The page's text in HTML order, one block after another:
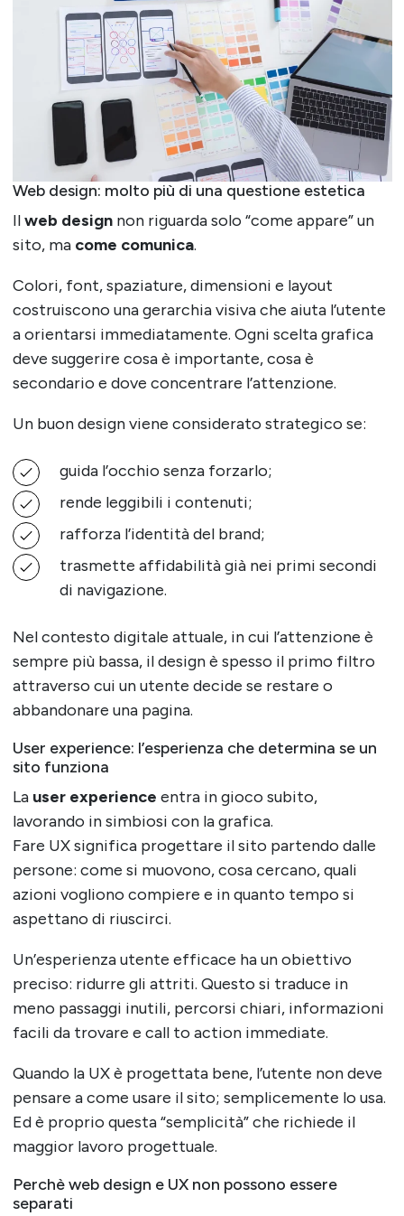
Web design: molto più di una questione estetica
Ilweb designnon riguarda solo “come appare” un
sito, ma come comunica.
Colori, font, spaziature, dimensioni e layout
costruiscono una gerarchia visiva che aiuta l’utente
a orientarsi immediatamente. Ogni scelta grafica
deve suggerire cosa è importante, cosa è
secondario e dove concentrare l’attenzione.
Un buon design viene considerato strategico se:
guida l’occhio senza forzarlo;
rende leggibili i contenuti;
rafforza l’identità del brand;
trasmette affidabilità già nei primi secondi
di navigazione.
Nel contesto digitale attuale, in cui l’attenzione è
sempre più bassa, il design è spesso il primo filtro
attraverso cui un utente decide se restare o
abbandonare una pagina.
User experience: l’esperienza che determina se un
sito funziona
La user experience entra in gioco subito,
lavorando in simbiosi con la grafica.
Fare UX significa progettare il sito partendo dalle
persone: come si muovono, cosa cercano, quali
azioni vogliono compiere e in quanto tempo si
aspettano di riuscirci.
Un’esperienza utente efficace ha un obiettivo
preciso: ridurre gli attriti. Questo si traduce in
meno passaggi inutili, percorsi chiari, informazioni
facili da trovare e call to action immediate.
Quando la UX è progettata bene, l’utente non deve
pensare a come usare il sito; semplicemente lo usa.
Ed è proprio questa “semplicità” che richiede il
maggior lavoro progettuale.
Perchè web design e UX non possono essere
separati